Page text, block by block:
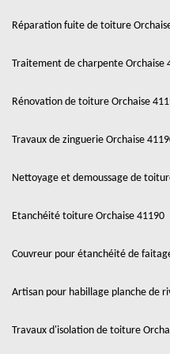
Réparation fuite de toiture
Traitement de charpente Orchaise
Rénovation de toiture Orchaise
Travaux de zinguerie Orchaise
Nettoyage et demoussage de
Etanchéité toiture Orchaise 41190
Couvreur pour étanchéité de
Artisan pour habillage planche de
Travaux d'isolation de toiture